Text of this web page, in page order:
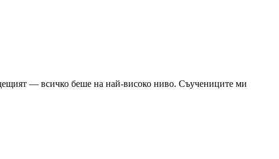
— всичко беше на най-високо ниво. Съучениците ми